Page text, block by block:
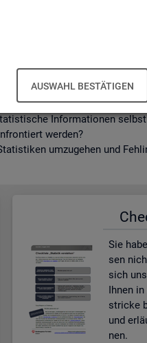
AUSWAHL BESTÄTIGEN
und
mit Sta­tis­tik wirk­lich oft
In­for­ma­tio­nen
wer­den?
um­zu­ge­hen und
Sie
sen
sich
Ihnen
stri­cke
und
nen.